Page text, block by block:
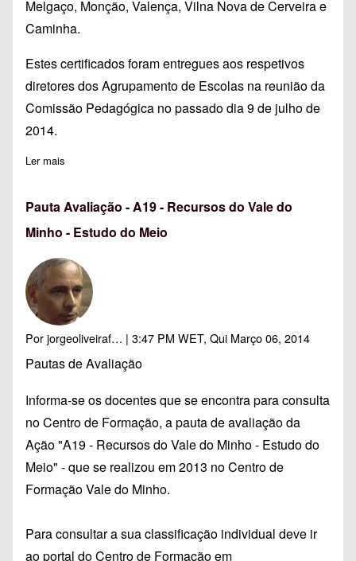
Melgaço, Monção, Valença, Vilna Nova de Cerveira e
Caminha.
Estes certificados foram entregues aos respetivos
diretores dos Agrupamento de Escolas na reunião da
Comissão Pedagógica no passado dia 9 de julho de
2014.
Ler mais
Pauta Avaliação - A19 - Recursos do Vale do
Minho - Estudo do Meio
Porjorgeoliveiraf… | 3:47 PM WET, Qui Março 06, 2014
Pautas de Avaliação
Informa-se os docentes que se encontra para consulta
no Centro de Formação, a pauta de avaliação da
Ação "A19 - Recursos do Vale do Minho - Estudo do
Meio" - que se realizou em 2013 no Centro de
Formação Vale do Minho.
Para consultar a sua classificação individual deve ir
ao portal do Centro de Formação em